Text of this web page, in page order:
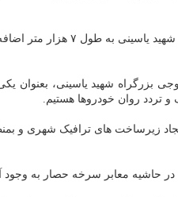
وی با اشاره به راه اندازی
در خروجی بزرگراه شهید یاسینی،
تردد روان خودروها هستیم.
زیرساخت های ترافیک شهری و
در حاشیه معابر سرخه حصار به وجود